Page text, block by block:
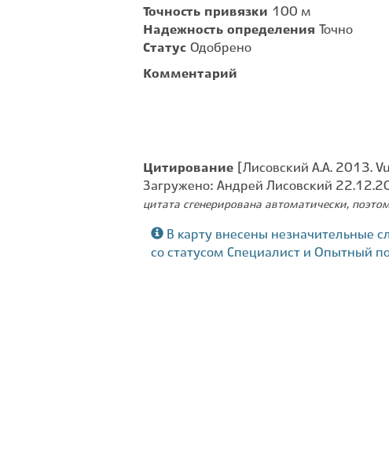
Точность привязки 100 м
Надежность определения
Точно
Статус Одобрено
Комментарий
Цитирование [Лисовский А.А. 2013.
Загружено: Андрей Лисовский
цитата сгенерирована автоматически,
В карту внесены незначительные
со статусом Специалист и Опытный